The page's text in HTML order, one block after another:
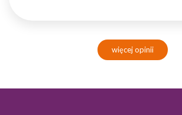
więcej opinii